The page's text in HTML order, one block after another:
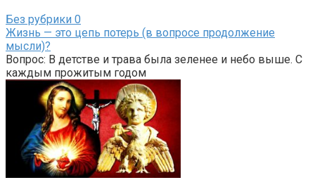
Без рубрики 0
Жизнь — это цепь потерь (в вопросе продолжение
мысли)?
Вопрос: В детстве и трава была зеленее и небо выше. С
каждым прожитым годом